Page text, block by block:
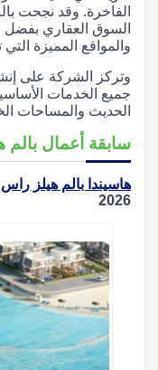
الفاخرة. وقد نجحت
السوق العقاري بفضل
والمواقع المميزة
وتركز الشركة على
جميع الخدمات
الحديث والمساحات
سابقة أعمال بالم
هاسيندا بالم هيلز
2026